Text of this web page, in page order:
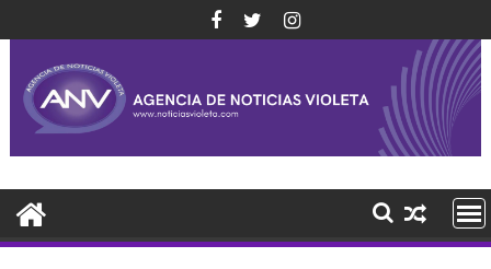
al
contenido